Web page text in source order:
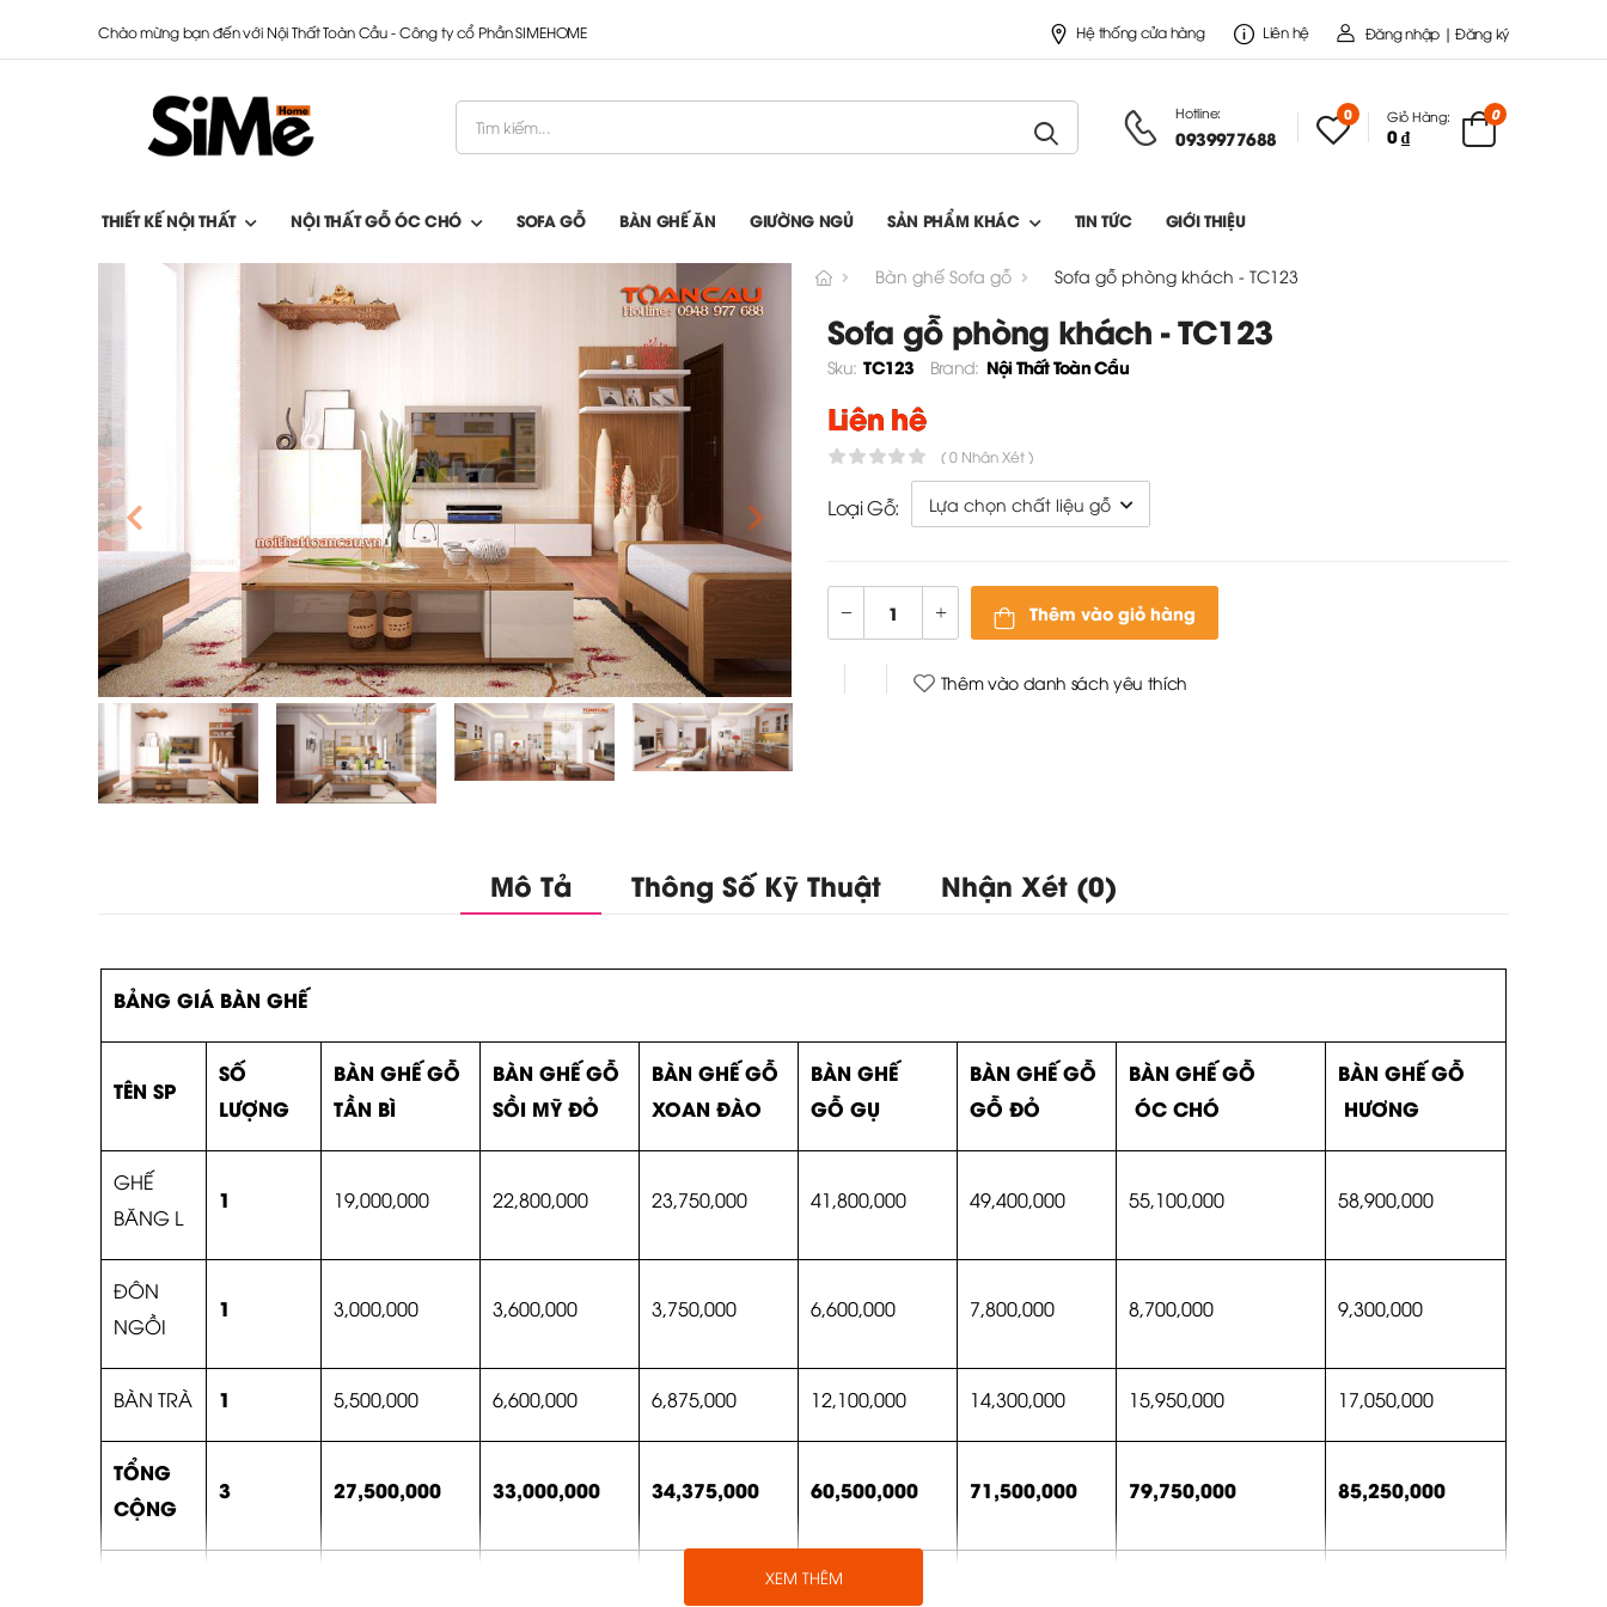
Chào mừng bạn đến với Nội Thất Toàn Cầu - Công ty cổ Phần SIMEHOME Hệ thống cửa hàng Liên hệ Đăng nhập | Đăng ký
Hotline:
0939977688
0 Giỏ Hàng:
0 ₫
0
THIẾT KẾ NỘI THẤT NỘI THẤT GỖ ÓC CHÓ SOFA GỖ BÀN GHẾ ĂN GIƯỜNG NGỦ SẢN PHẨM KHÁC TIN TỨC GIỚI THIỆU
Bàn ghế Sofa gỗ Sofa gỗ phòng khách - TC123
Sofa gỗ phòng khách - TC123
Sku: TC123 Brand: Nội Thất Toàn Cầu
Liên hệ
( 0 Nhận Xét )
Loại Gỗ:
Thêm vào giỏ hàng
Thêm vào danh sách yêu thích
Mô Tả Thông Số Kỹ Thuật Nhận Xét (0)
BẢNG GIÁ BÀN GHẾ
TÊN SP
SỐ
LƯỢNG
BÀN GHẾ GỖ
TẦN BÌ
BÀN GHẾ GỖ
SỒI MỸ ĐỎ
BÀN GHẾ GỖ
XOAN ĐÀO
BÀN GHẾ
GỖ GỤ
BÀN GHẾ GỖ
GỖ ĐỎ
BÀN GHẾ GỖ
ÓC CHÓ
BÀN GHẾ GỖ
HƯƠNG
GHẾ
BĂNG L
1 19,000,000 22,800,000 23,750,000 41,800,000 49,400,000 55,100,000 58,900,000
ĐÔN
NGỒI
1 3,000,000 3,600,000 3,750,000 6,600,000 7,800,000 8,700,000 9,300,000
BÀN TRÀ 1 5,500,000 6,600,000 6,875,000 12,100,000 14,300,000 15,950,000 17,050,000
TỔNG
CỘNG
3 27,500,000 33,000,000 34,375,000 60,500,000 71,500,000 79,750,000 85,250,000
XEM THÊM